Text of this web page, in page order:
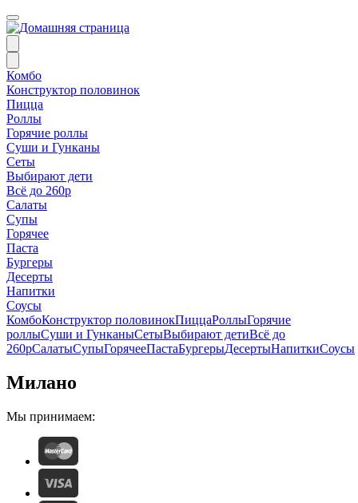
Комбо
Конструктор половинок
Пицца
Роллы
Горячие роллы
Суши и Гунканы
Сеты
Выбирают дети
Всё до 260р
Салаты
Супы
Горячее
Паста
Бургеры
Десерты
Напитки
Соусы
КомбоКонструктор половинокПиццаРоллыГорячие
роллыСуши и ГунканыСетыВыбирают детиВсё до
260рСалатыСупыГорячееПастаБургерыДесертыНапиткиСоусы
Милано
Мы принимаем: